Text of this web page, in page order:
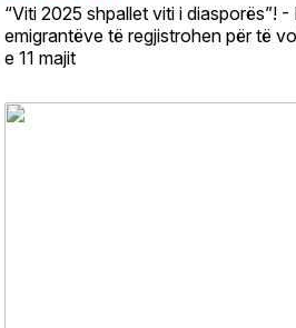
“Viti 2025 shpallet viti i diasporës”! -
emigrantëve të regjistrohen për të
e 11 majit